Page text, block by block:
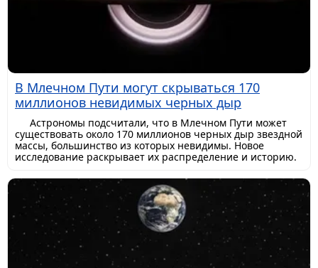
В Млечном Пути могут скрываться 170
миллионов невидимых черных дыр
Астрономы подсчитали, что в Млечном Пути может
существовать около 170 миллионов черных дыр звездной
массы, большинство из которых невидимы. Новое
исследование раскрывает их распределение и историю.